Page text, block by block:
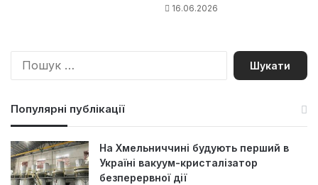
16.06.2026
П
Популярні публікації
На Хмельниччині будують перший в
Україні вакуум-кристалізатор
безперервної дії